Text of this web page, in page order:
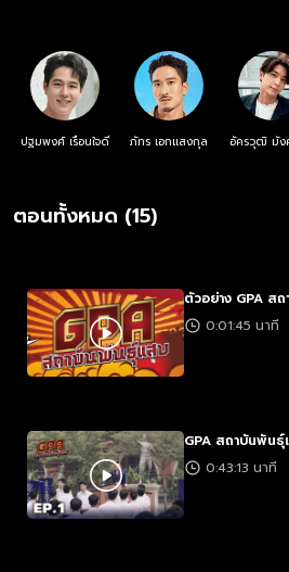
ปฐมพงศ์ เรือนใจดี ภัทร เอกแสงกุล อัครวุฒิ มัง
ตอนทั้งหมด (15)
ตัวอย่าง GPA ส
0:01:45 นาที
GPA สถาบันพันธุ์
0:43:13 นาที